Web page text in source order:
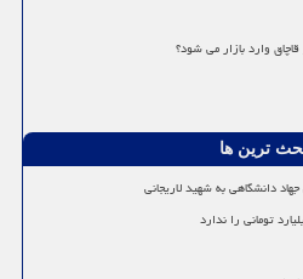
وارد بازار می شود؟
ترین ها
دانشگاهی به شهید لاریجانی